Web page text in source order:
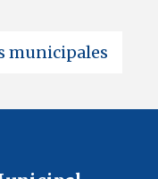
municipales